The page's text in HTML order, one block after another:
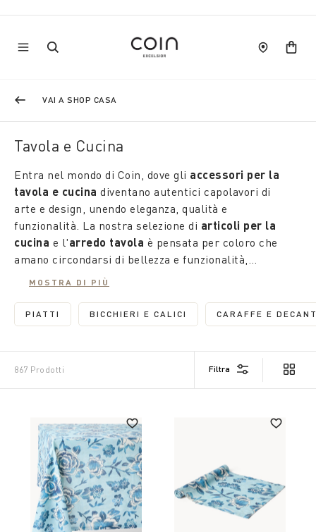
VAI A SHOP CASA
Tavola e Cucina
Entra nel mondo di Coin, dove gli accessori per la
tavola e cucina diventano autentici capolavori di
arte e design, unendo eleganza, qualità e
funzionalità. La nostra selezione di articoli per la
cucina e l'arredo tavola è pensata per coloro che
amano circondarsi di bellezza e funzionalità,
trasformando ogni momento trascorso a casa in
MOSTRA DI PIÙ
PIATTIREFINE BY CATEGORIA: PIATTI
BICCHIERI E CALICIREFINE BY CATEGORIA: BICCHIERI
CARAFFE E REFINE
867 Prodotti Filtra